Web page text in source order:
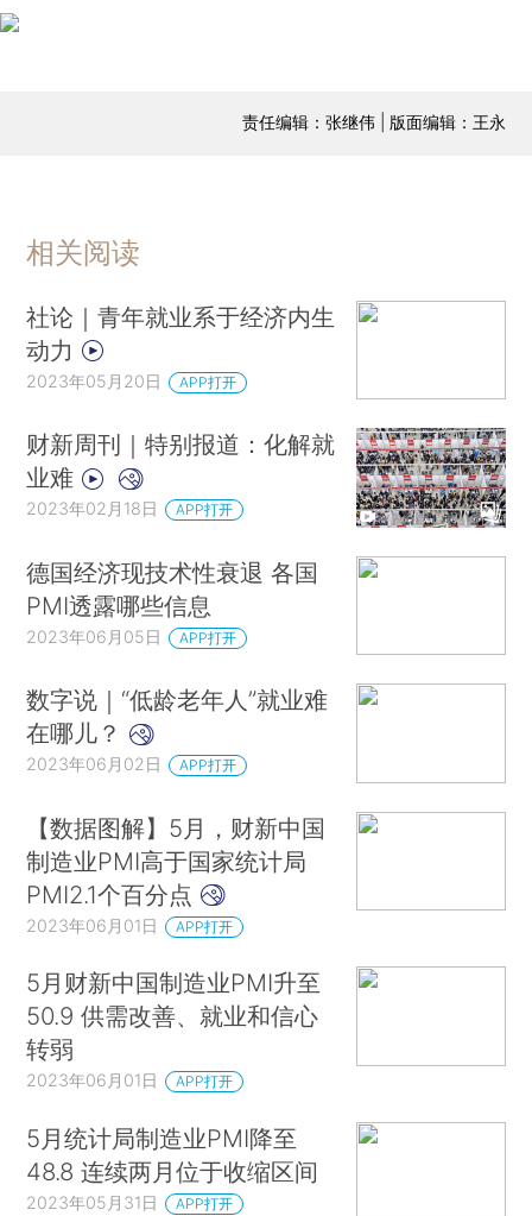
责任编辑：张继伟 | 版面编辑：王永
相关阅读
社论｜青年就业系于经济内生
动力
2023年05月20日 APP打开
财新周刊｜特别报道：化解就
业难
2023年02月18日 APP打开
德国经济现技术性衰退 各国
PMI透露哪些信息
2023年06月05日 APP打开
数字说｜“低龄老年人”就业难
在哪儿？
2023年06月02日 APP打开
【数据图解】5月，财新中国
制造业PMI高于国家统计局
PMI2.1个百分点
2023年06月01日 APP打开
5月财新中国制造业PMI升至
50.9 供需改善、就业和信心
转弱
2023年06月01日 APP打开
5月统计局制造业PMI降至
48.8 连续两月位于收缩区间
2023年05月31日 APP打开